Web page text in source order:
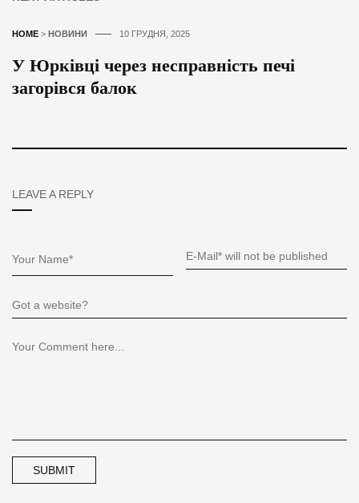
HOME > НОВИНИ 10 ГРУДНЯ, 2025
У Юрківці через несправність печі
загорівся балок
LEAVE A REPLY